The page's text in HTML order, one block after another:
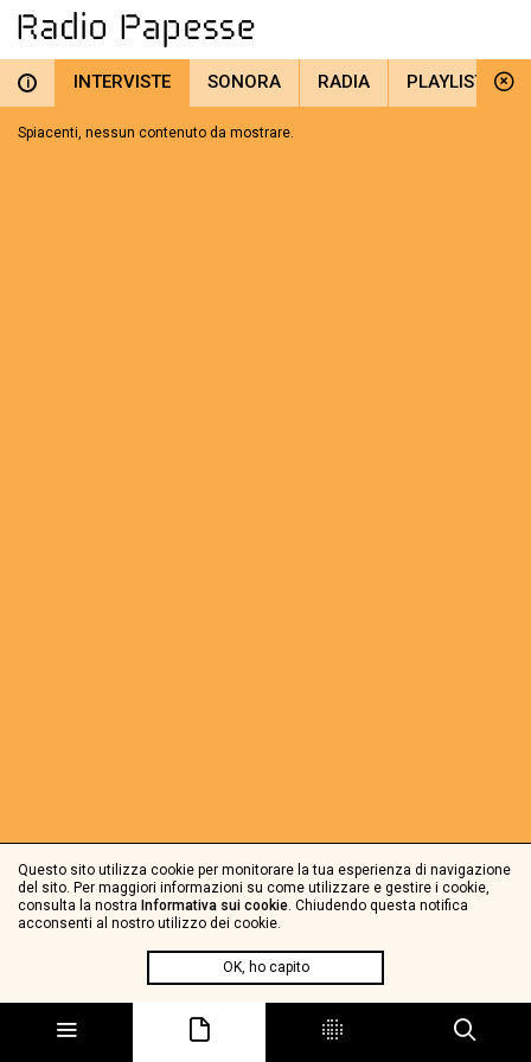
i INTERVISTE SONORA RADIA PLAYLIST
Spiacenti, nessun contenuto da mostrare.
Questo sito utilizza cookie per monitorare la tua esperienza di navigazione
del sito. Per maggiori informazioni su come utilizzare e gestire i cookie,
consulta la nostra Informativa sui cookie. Chiudendo questa notifica
acconsenti al nostro utilizzo dei cookie.
OK, ho capito